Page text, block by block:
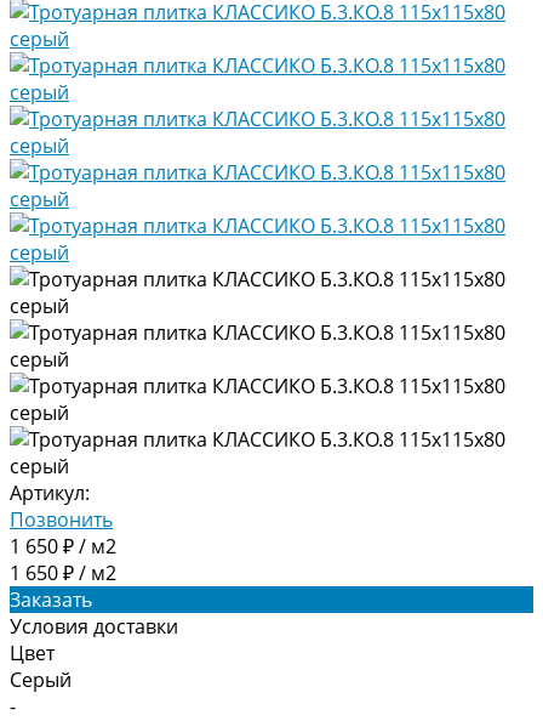
Артикул:
Позвонить
1 650 ₽ / м2
1 650 ₽ / м2
Заказать
Условия доставки
Цвет
Серый
-